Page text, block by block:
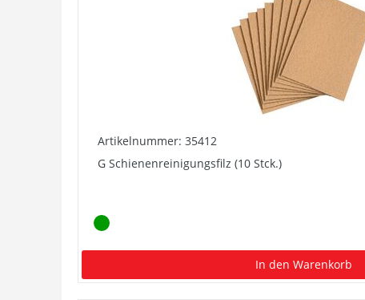
Artikelnummer: 35412
G Schienenreinigungsfilz (10 Stck.)
In den Warenkorb